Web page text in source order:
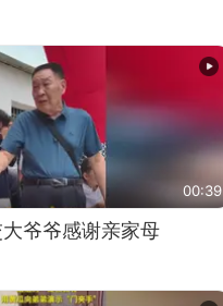
00:39
爷爷感谢亲家母